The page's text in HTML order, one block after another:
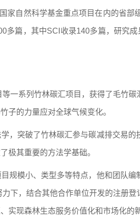
自然科学基金重点项目在内的省部
篇，其中SCI收录140多篇，研究
一系列竹林碳汇项目，获得了毛竹
子的力量应对全球气候变化。
，突破了竹林碳汇参与碳减排交易
极其重要的方法学基础。
规模小、类型多等特点，他和团队
下，结合其他合作单位开发的注册
实现森林生态服务价值化和市场化的